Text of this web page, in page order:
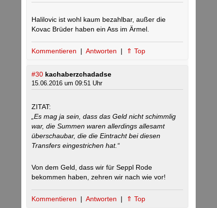
Halilovic ist wohl kaum bezahlbar, außer die
Kovac Brüder haben ein Ass im Ärmel.
Kommentieren | Antworten | ⇑ Top
#30 kachaberzchadadse
15.06.2016 um 09:51 Uhr
ZITAT:
„Es mag ja sein, dass das Geld nicht schimmlig
war, die Summen waren allerdings allesamt
überschaubar, die die Eintracht bei diesen
Transfers eingestrichen hat.“
Von dem Geld, dass wir für Seppl Rode
bekommen haben, zehren wir nach wie vor!
Kommentieren | Antworten | ⇑ Top